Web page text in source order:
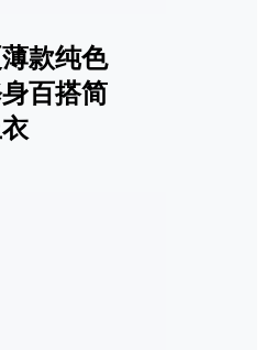
款纯色
百搭简